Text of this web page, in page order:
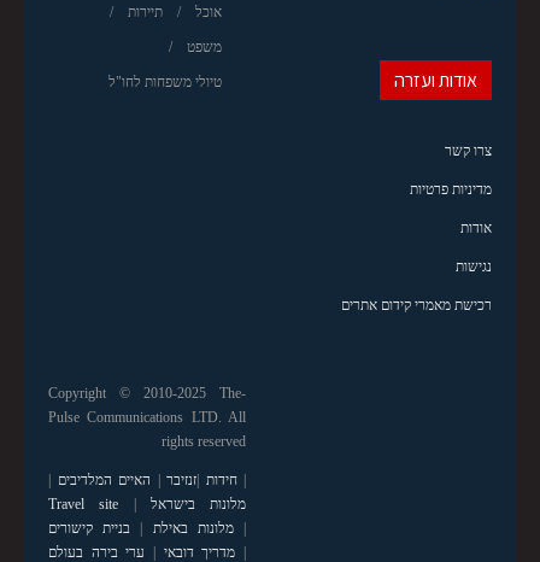
אוכל תיירות
משפט
טיולי משפחות לחו"ל אודות ועזרה
צרו קשר
מדיניות פרטיות
אודות
נגישות
רכישת מאמרי קידום אתרים
Copyright © 2010-2025 The-
Pulse Communications LTD. All
rights reserved
|חידות |זנזיבר | האיים המלדיבים |
מלונות בישראל |
Travel site
|מלונות באילת | בניית קישורים
| מדריך דובאי | ערי בירה בעולם